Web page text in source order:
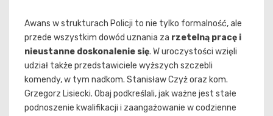
Awans w strukturach Policji to nie tylko formalność, ale
przede wszystkim dowód uznania za rzetelną pracę i
nieustanne doskonalenie się. W uroczystości wzięli
udział także przedstawiciele wyższych szczebli
komendy, w tym nadkom. Stanisław Czyż oraz kom.
Grzegorz Lisiecki. Obaj podkreślali, jak ważne jest stałe
podnoszenie kwalifikacji i zaangażowanie w codzienne